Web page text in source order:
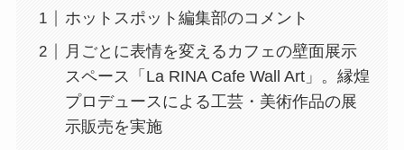
ホットスポット編集部のコメント
月ごとに表情を変えるカフェの壁面展示
スペース「La RINA Cafe Wall Art」。縁煌
プロデュースによる工芸・美術作品の展
示販売を実施